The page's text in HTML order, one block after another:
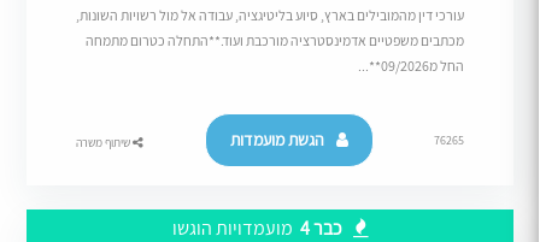
עורכי דין מהמובילים בארץ, סיוע בליטיגציה, עבודה אל מול רשויות השונות,
מכתבים משפטיים אדמינסטרציה מורכבת ועוד.**התחלה כטרום מתמחה
החל מ09/2026**...
76265 הגשת מועמדות שיתוף משרה
כבר 4 מועמדויות הוגשו